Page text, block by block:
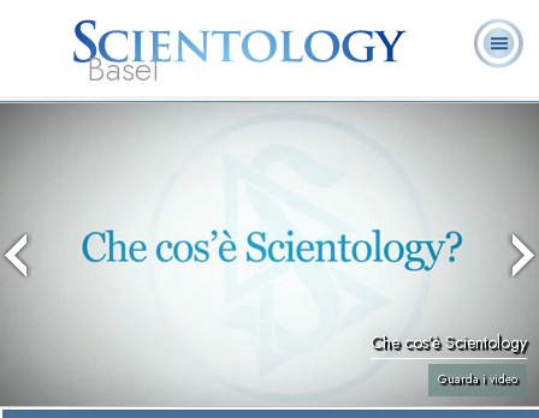
Basel
Volontari
Che cos’è Scientology
Guarda i video